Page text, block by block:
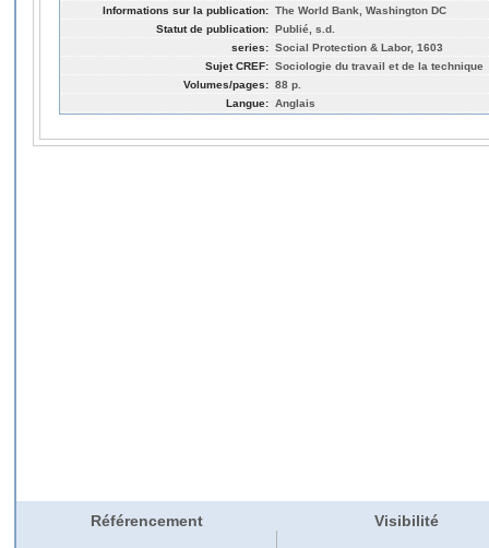
Informations sur la publication: The World Bank, Washington DC
Statut de publication: Publié, s.d.
series: Social Protection & Labor, 1603
Sujet CREF: Sociologie du travail et de la technique
Volumes/pages: 88 p.
Langue: Anglais
Référencement Visibilité